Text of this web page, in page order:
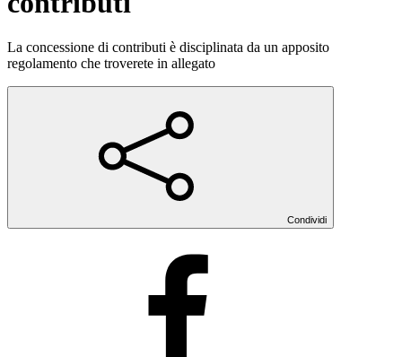
La concessione di contributi è disciplinata da un apposito
regolamento che troverete in allegato
Condividi